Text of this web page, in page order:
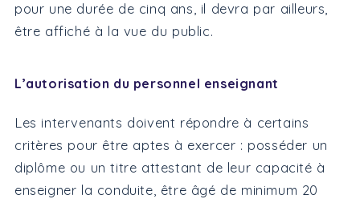
pour une durée de cinq ans, il devra par ailleurs,
être affiché à la vue du public.
L’autorisation du personnel enseignant
Les intervenants doivent répondre à certains
critères pour être aptes à exercer : posséder un
diplôme ou un titre attestant de leur capacité à
enseigner la conduite, être âgé de minimum 20